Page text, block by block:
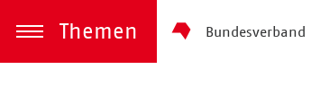
zum Inhalt springen
Themen
Menü öffnen
Bundesverband